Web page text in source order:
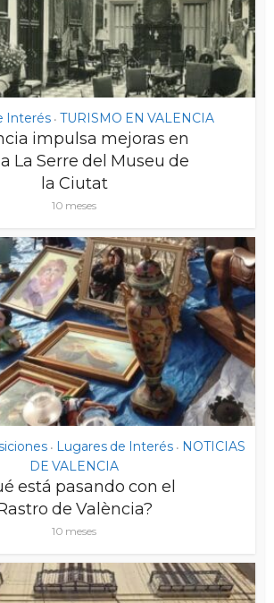
Interés • TURISMO EN VALENCIA
impulsa mejoras en
La Serre del Museu de
la Ciutat
10 meses
• Lugares de Interés • NOTICIAS
DE VALENCIA
está pasando con el
de València?
10 meses